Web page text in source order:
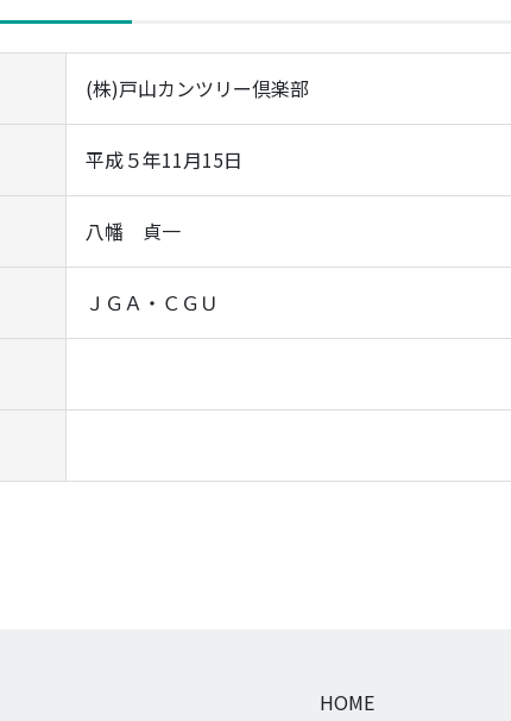
(株)戸山カンツリー倶楽部
平成５年11月15日
八幡 貞一
ＪＧＡ・ＣＧＵ
HOME